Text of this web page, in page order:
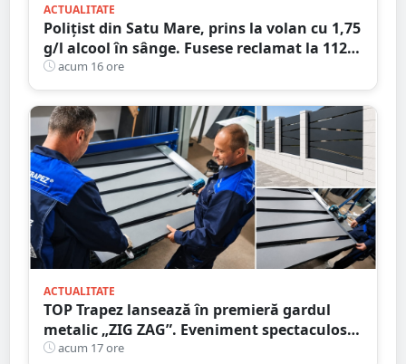
ACTUALITATE
Polițist din Satu Mare, prins la volan cu 1,75
g/l alcool în sânge. Fusese reclamat la 112
că circula pe contrasens
acum 16 ore
ACTUALITATE
TOP Trapez lansează în premieră gardul
metalic „ZIG ZAG”. Eveniment spectaculos
în Grădina Romei
acum 17 ore